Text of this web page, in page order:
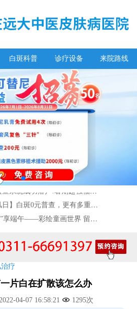
白斑科普 诊疗设备 来院路线
阳春三月·抗白复发——远大白斑抗复发活动开启!
，寒假不留白 体面迎新年!
【世界白癜风日】白斑0元普查，更有多重福利千万别错过!
欢乐六一 “粽”享端午——彩绘童画世界 留住美丽瞬间
五一关爱全民皮肤健康，到院领取价值2240元白斑诊疗金!
阳春三月·抗白复发——远大白斑抗复发活动开启!
预约从速!远大白转黑分享活动即将开幕!特邀北京专家来院坐诊!
疗
片白在扩散该怎么办
04-07 16:58:21 1295次